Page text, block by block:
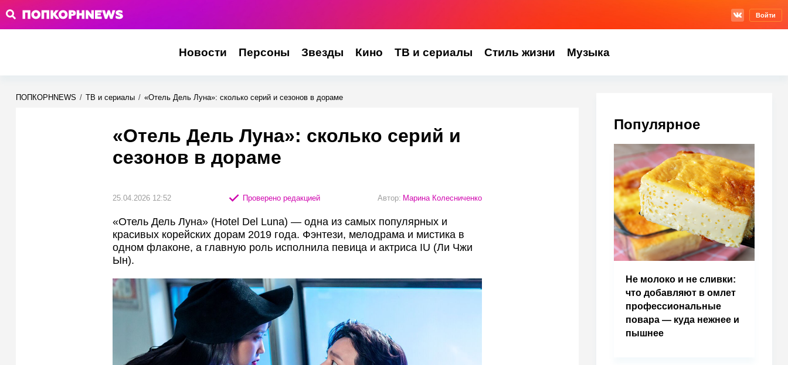
Войти
Новости Персоны Звезды Кино ТВ и сериалы Стиль жизни Музыка
ПОПКОРНNEWS / ТВ и сериалы / «Отель Дель Луна»: сколько серий и сезонов в дораме
«Отель Дель Луна»: сколько серий и
сезонов в дораме
25.04.2026 12:52 Проверено редакцией Автор: Марина Колесниченко
«Отель Дель Луна» (Hotel Del Luna) — одна из самых популярных и
красивых корейских дорам 2019 года. Фэнтези, мелодрама и мистика в
одном флаконе, а главную роль исполнила певица и актриса IU (Ли Чжи
Ын).
Популярное
Не молоко и не сливки:
что добавляют в омлет
профессиональные
повара — куда нежнее и
пышнее